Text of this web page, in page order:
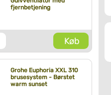
fjernbetjening
Køb
Grohe Euphoria XXL 310
brusesystem - Børstet
warm sunset